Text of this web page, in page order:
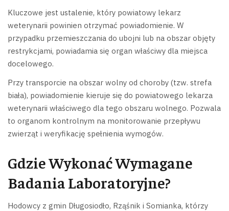
Kluczowe jest ustalenie, który powiatowy lekarz
weterynarii powinien otrzymać powiadomienie. W
przypadku przemieszczania do ubojni lub na obszar objęty
restrykcjami, powiadamia się organ właściwy dla miejsca
docelowego.
Przy transporcie na obszar wolny od choroby (tzw. strefa
biała), powiadomienie kieruje się do powiatowego lekarza
weterynarii właściwego dla tego obszaru wolnego. Pozwala
to organom kontrolnym na monitorowanie przepływu
zwierząt i weryfikację spełnienia wymogów.
Gdzie Wykonać Wymagane
Badania Laboratoryjne?
Hodowcy z gmin Długosiodło, Rząśnik i Somianka, którzy